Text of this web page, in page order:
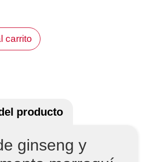
carrito
producto
ginseng y